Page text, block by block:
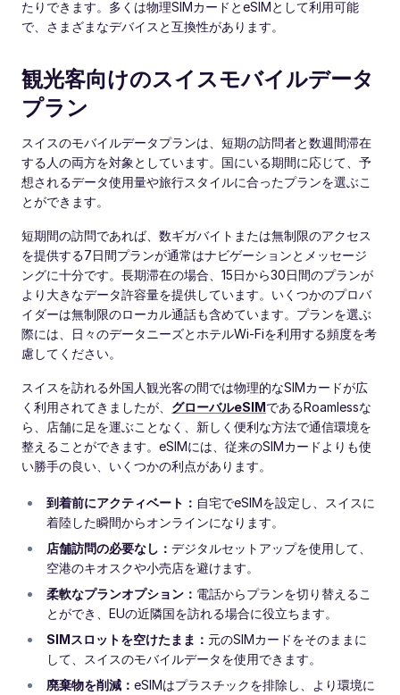
たりできます。多くは物理SIMカードとeSIMとして利用可能
で、さまざまなデバイスと互換性があります。
観光客向けのスイスモバイルデータ
プラン
スイスのモバイルデータプランは、短期の訪問者と数週間滞在
する人の両方を対象としています。国にいる期間に応じて、予
想されるデータ使用量や旅行スタイルに合ったプランを選ぶこ
とができます。
短期間の訪問であれば、数ギガバイトまたは無制限のアクセス
を提供する7日間プランが通常はナビゲーションとメッセージ
ングに十分です。長期滞在の場合、15日から30日間のプランが
より大きなデータ許容量を提供しています。いくつかのプロバ
イダーは無制限のローカル通話も含めています。プランを選ぶ
際には、日々のデータニーズとホテルWi-Fiを利用する頻度を考
慮してください。
スイスを訪れる外国人観光客の間では物理的なSIMカードが広
く利用されてきましたが、 グローバルeSIMであるRoamlessな
ら、店舗に足を運ぶことなく、新しく便利な方法で通信環境を
整えることができます。eSIMには、従来のSIMカードよりも使
い勝手の良い、いくつかの利点があります。
到着前にアクティベート： 自宅でeSIMを設定し、スイスに
着陸した瞬間からオンラインになります。
店舗訪問の必要なし： デジタルセットアップを使用して、
空港のキオスクや小売店を避けます。
柔軟なプランオプション： 電話からプランを切り替えるこ
とができ、EUの近隣国を訪れる場合に役立ちます。
SIMスロットを空けたまま： 元のSIMカードをそのままに
して、スイスのモバイルデータを使用できます。
廃棄物を削減： eSIMはプラスチックを排除し、より環境に